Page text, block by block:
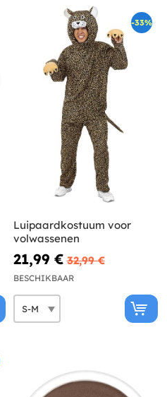
-33%
Luipaardkostuum voor
volwassenen
21,99 € 32,99 €
BESCHIKBAAR